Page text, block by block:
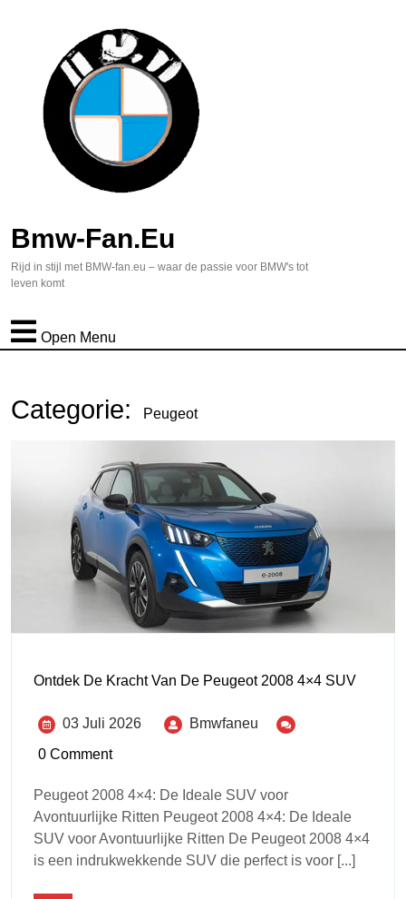
Bmw-Fan.eu
Rijd in stijl met BMW-fan.eu – waar de passie voor BMW's tot
leven komt
Open Menu
Categorie: Peugeot
Ontdek De Kracht Van De Peugeot 2008 4×4 SUV
03 Juli 2026
Bmwfaneu
0 Comment
Peugeot 2008 4×4: De Ideale SUV voor
Avontuurlijke Ritten Peugeot 2008 4×4: De Ideale
SUV voor Avontuurlijke Ritten De Peugeot 2008 4×4
is een indrukwekkende SUV die perfect is voor [...]